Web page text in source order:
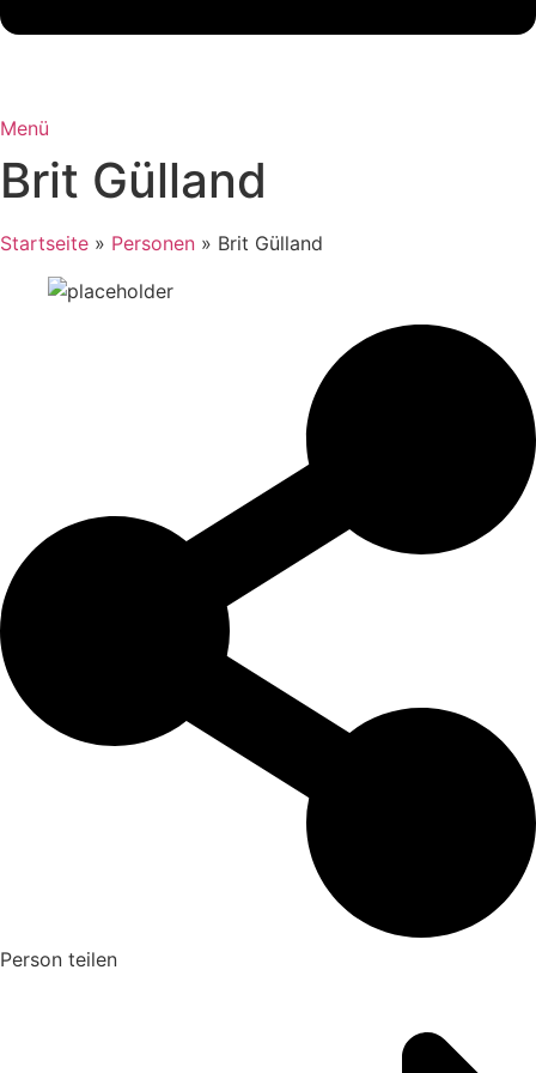
Menü
Brit Gülland
Startseite » Personen » Brit Gülland
Person teilen